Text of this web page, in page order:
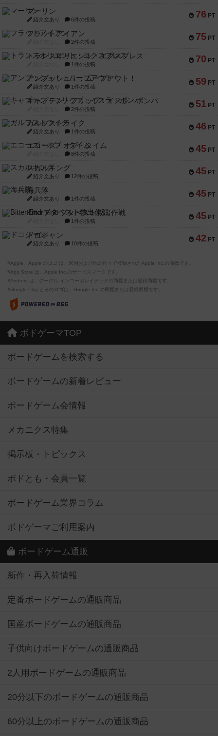
76 PT
マーリン
紹介文あり 6件の投稿
75 PT
フラットアイアン
2件の投稿
70 PT
トランスオリエント・エクスプレス
1件の投稿
59 PT
アンブッシュ！：ムーブアウト！
紹介文あり 1件の投稿
51 PT
キャプテン・フリップ：イスラ・ボンバ
2件の投稿
46 PT
ガルフストライク
紹介文あり 1件の投稿
45 PT
エコーズ・オブ・タイム
8件の投稿
45 PT
スカルキング
紹介文あり 12件の投稿
45 PT
海兵隊
紹介文あり 1件の投稿
45 PT
Bitter End ブタペスト救出作戦
1件の投稿
42 PT
ドコジャン
紹介文あり 10件の投稿
※Apple、Apple のロゴ は、米国および他の国々で登録されたApple Inc.の商標です。
※App Store は、Apple Inc.のサービスマークです。
※Android は、グーグル インコーポレイテッドの商標または登録商標です。
※Google Play とそのロゴは、Google Inc.の商標または登録商標です。
ボドゲーマTOP
ボードゲームを検索する
ボードゲームの新着レビュー
ボードゲーム会情報
メカニクス特集
掲示板・トピックス
ボドとも・会員一覧
ボードゲーム業界コラム
ボドゲーマご利用案内
ボードゲーム通販
新作・再入荷情報
定番ボードゲームの通販商品
国産ボードゲームの通販商品
子供向けボードゲームの通販商品
2人用ボードゲームの通販商品
20分以下のボードゲームの通販商品
60分以上のボードゲームの通販商品